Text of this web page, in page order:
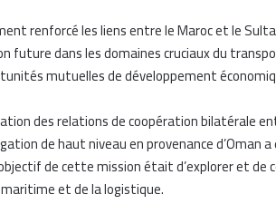
renforcé les liens entre le Maroc et le
future dans les domaines cruciaux du
mutuelles de développement
des relations de coopération bilatérale
de haut niveau en provenance
de cette mission était d’explorer et de
et de la logistique.